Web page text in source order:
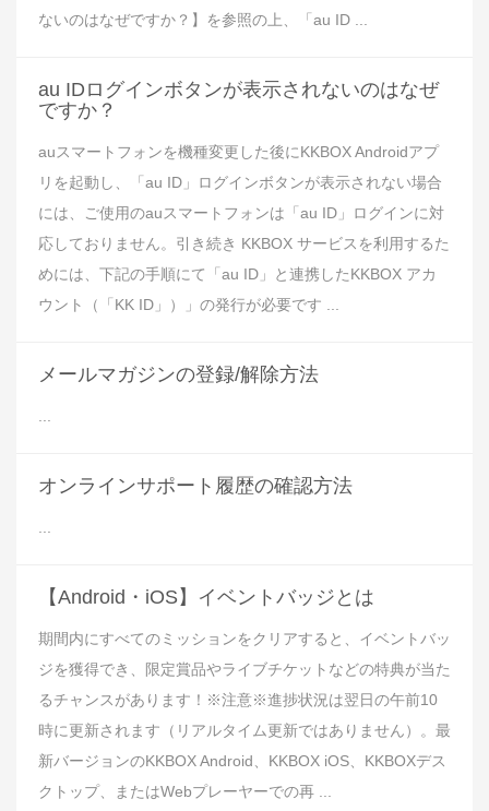
ないのはなぜですか？】を参照の上、「au ID ...
au IDログインボタンが表示されないのはなぜ
ですか？
auスマートフォンを機種変更した後にKKBOX Androidアプ
リを起動し、「au ID」ログインボタンが表示されない場合
には、ご使用のauスマートフォンは「au ID」ログインに対
応しておりません。引き続き KKBOX サービスを利用するた
めには、下記の手順にて「au ID」と連携したKKBOX アカ
ウント（「KK ID」）」の発行が必要です ...
メールマガジンの登録/解除方法
オンラインサポート履歴の確認方法
【Android・iOS】イベントバッジとは
期間内にすべてのミッションをクリアすると、イベントバッ
ジを獲得でき、限定賞品やライブチケットなどの特典が当た
るチャンスがあります！※注意※進捗状況は翌日の午前10
時に更新されます（リアルタイム更新ではありません）。最
新バージョンのKKBOX And​​roid、KKBOX iOS、KKBOXデス
クトップ、またはWebプレーヤーでの再 ...